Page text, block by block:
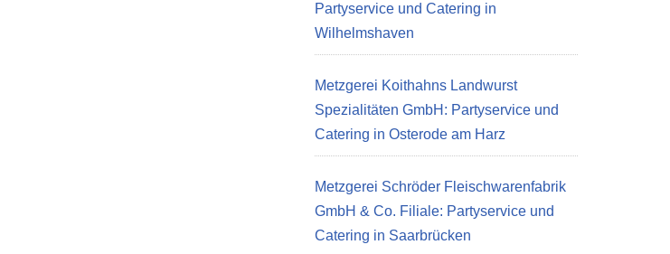
Partyservice und Catering in
Wilhelmshaven
Metzgerei Koithahns Landwurst
Spezialitäten GmbH: Partyservice und
Catering in Osterode am Harz
Metzgerei Schröder Fleischwarenfabrik
GmbH & Co. Filiale: Partyservice und
Catering in Saarbrücken